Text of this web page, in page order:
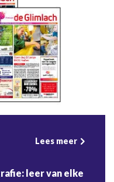
Lees meer
leer van elke